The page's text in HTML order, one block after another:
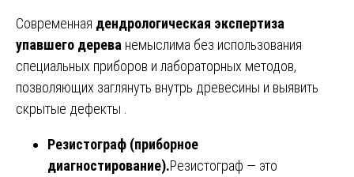
Современная дендрологическая экспертиза
упавшего дерева немыслима без использования
специальных приборов и лабораторных методов,
позволяющих заглянуть внутрь древесины и выявить
скрытые дефекты .
Резистограф (приборное
диагностирование).Резистограф — это